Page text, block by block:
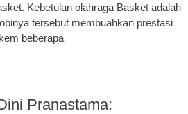
Kebetulan olahraga Basket adalah
tersebut membuahkan prestasi
beberapa
Pranastama: